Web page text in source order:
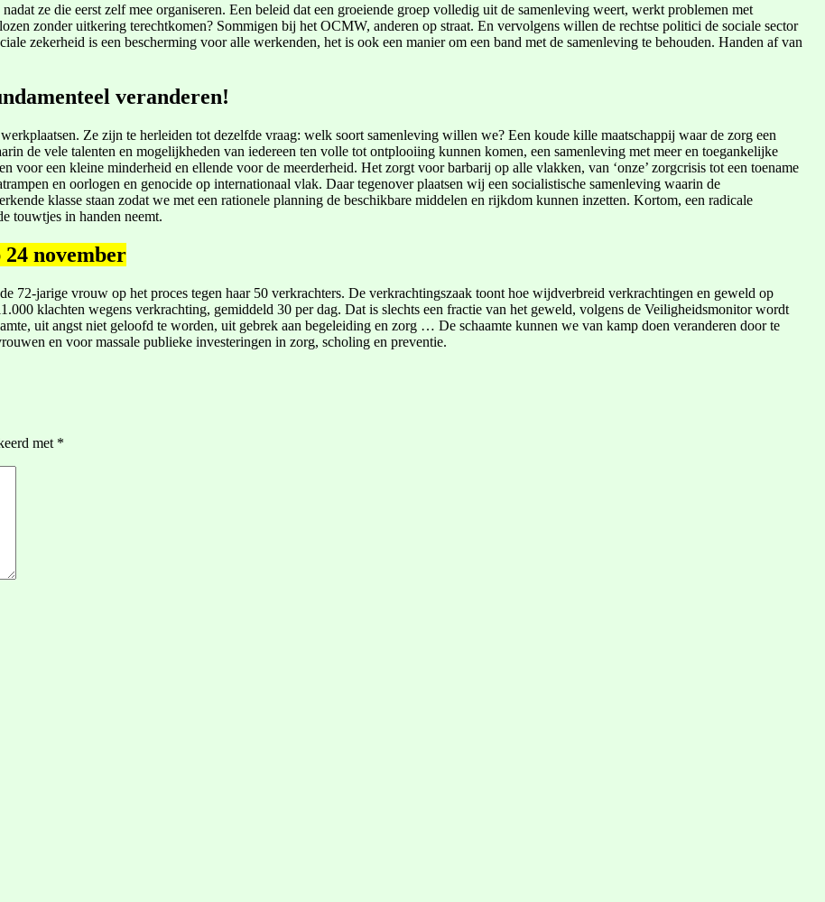
ze die eerst zelf mee organiseren. Een beleid dat een groeiende groep volledig uit de samenleving weert, werkt problemen met
zonder uitkering terechtkomen? Sommigen bij het OCMW, anderen op straat. En vervolgens willen de rechtse politici de sociale sector
zekerheid is een bescherming voor alle werkenden, het is ook een manier om een band met de samenleving te behouden. Handen af van
veranderen!
Ze zijn te herleiden tot dezelfde vraag: welk soort samenleving willen we? Een koude kille maatschappij waar de zorg een
de vele talenten en mogelijkheden van iedereen ten volle tot ontplooiing kunnen komen, een samenleving met meer en toegankelijke
voor een kleine minderheid en ellende voor de meerderheid. Het zorgt voor barbarij op alle vlakken, van ‘onze’ zorgcrisis tot een toename
en oorlogen en genocide op internationaal vlak. Daar tegenover plaatsen wij een socialistische samenleving waarin de
klasse staan zodat we met een rationele planning de beschikbare middelen en rijkdom kunnen inzetten. Kortom, een radicale
touwtjes in handen neemt.
24 november
72-jarige vrouw op het proces tegen haar 50 verkrachters. De verkrachtingszaak toont hoe wijdverbreid verkrachtingen en geweld op
klachten wegens verkrachting, gemiddeld 30 per dag. Dat is slechts een fractie van het geweld, volgens de Veiligheidsmonitor wordt
uit angst niet geloofd te worden, uit gebrek aan begeleiding en zorg … De schaamte kunnen we van kamp doen veranderen door te
en voor massale publieke investeringen in zorg, scholing en preventie.
met *